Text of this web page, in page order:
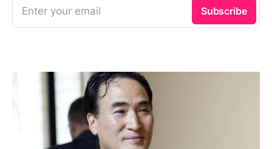
Enter your email Subscribe